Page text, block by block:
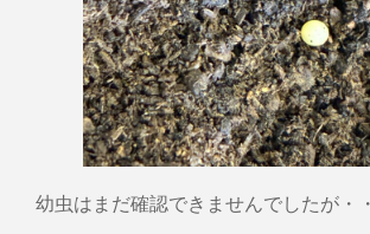
幼虫はまだ確認できませんでしたが・